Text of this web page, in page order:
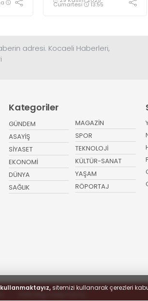
Cumartesi 13:55
adresi. Kocaeli Haberleri,
Kategoriler
GÜNDEM
ASAYİŞ
SİYASET
EKONOMİ
DÜNYA
SAĞLIK
MAGAZİN
SPOR
TEKNOLOJİ
KÜLTÜR-SANAT
YAŞAM
RÖPORTAJ
sitemizi kullanarak çerezleri